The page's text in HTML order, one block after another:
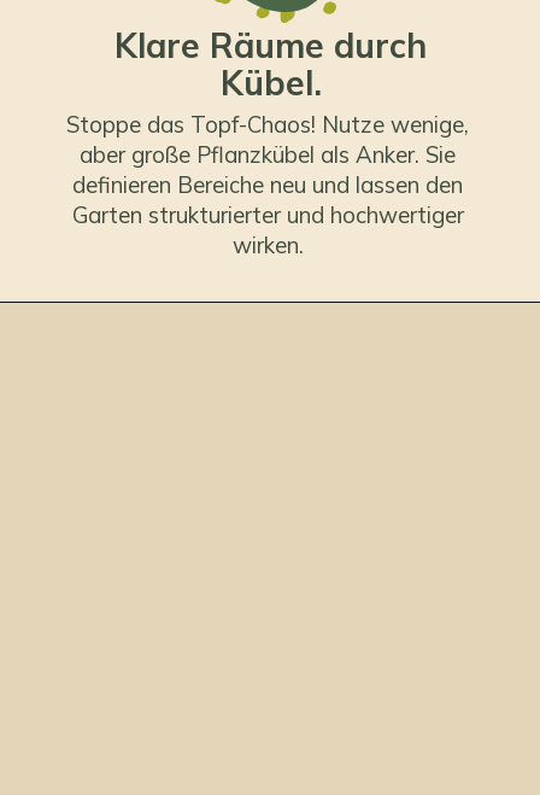
Klare Räume durch
Kübel.
Stoppe das Topf-Chaos! Nutze wenige,
aber große Pflanzkübel als Anker. Sie
definieren Bereiche neu und lassen den
Garten strukturierter und hochwertiger
wirken.